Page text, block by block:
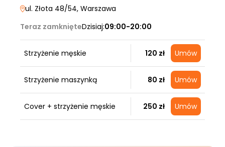
ul. Złota 48/54, Warszawa
Teraz zamknięteDzisiaj:09:00-20:00
Strzyżenie męskie 120 zł Umów
Strzyżenie maszynką 80 zł Umów
Cover + strzyżenie męskie 250 zł Umów